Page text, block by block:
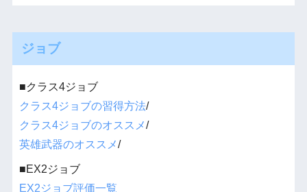
ジョブ
■クラス4ジョブ
クラス4ジョブの習得方法/
クラス4ジョブのオススメ/
英雄武器のオススメ/
■EX2ジョブ
EX2ジョブ評価一覧